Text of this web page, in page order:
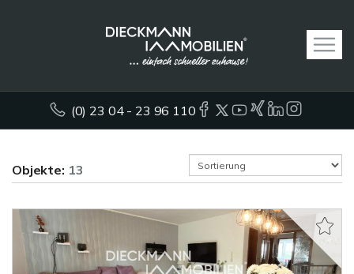
(0) 23 04 - 23 96 110
Objekte: 13